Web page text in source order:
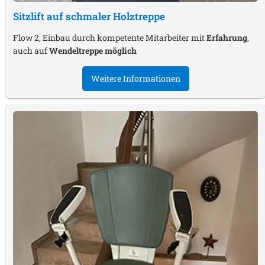
Sitzlift auf schmaler Holztreppe
Flow 2, Einbau durch kompetente Mitarbeiter mitErfahrung,
auch aufWendeltreppe möglich
Weitere Informationen